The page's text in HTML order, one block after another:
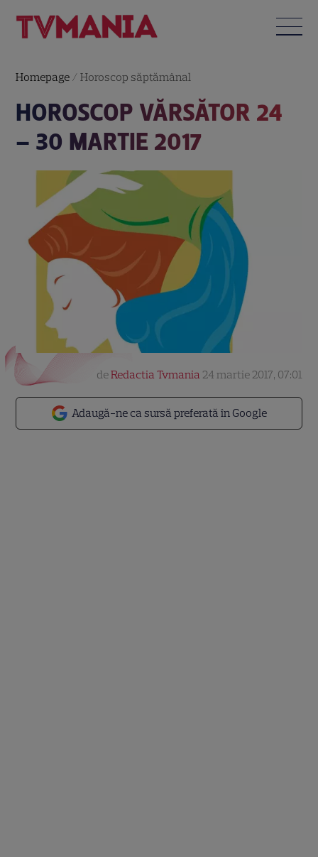
Homepage /Horoscop săptămânal
HOROSCOP VĂRSĂTOR 24
– 30 MARTIE 2017
Adaugă-ne ca sursă preferată în Google
deRedactia Tvmania 24 martie 2017, 07:01